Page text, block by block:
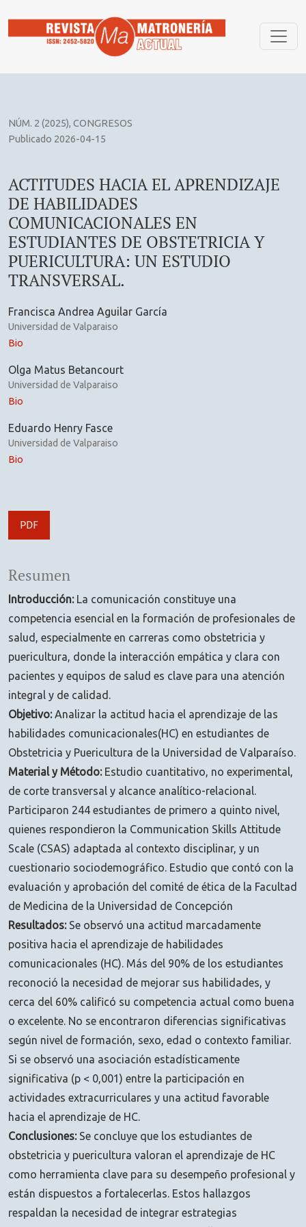
NÚM. 2 (2025), CONGRESOS
ACTITUDES HACIA EL APRENDIZAJE
DE HABILIDADES
COMUNICACIONALES EN
ESTUDIANTES DE OBSTETRICIA Y
PUERICULTURA: UN ESTUDIO
TRANSVERSAL.
Publicado 2026-04-15
Francisca Andrea Aguilar García
Universidad de Valparaiso
Bio
Olga Matus Betancourt
Universidad de Valparaiso
Bio
Eduardo Henry Fasce
Universidad de Valparaiso
Bio
PDF
Resumen
Introducción:La comunicación constituye una
competencia esencial en la formación de profesionales de
salud, especialmente en carreras como obstetricia y
puericultura, donde la interacción empática y clara con
pacientes y equipos de salud es clave para una atención
integral y de calidad.
Objetivo:Analizar la actitud hacia el aprendizaje de las
habilidades comunicacionales(HC) en estudiantes de
Obstetricia y Puericultura de la Universidad de Valparaíso.
Material y Método: Estudio cuantitativo, no experimental,
de corte transversal y alcance analítico-relacional.
Participaron 244 estudiantes de primero a quinto nivel,
quienes respondieron la Communication Skills Attitude
Scale (CSAS) adaptada al contexto disciplinar, y un
cuestionario sociodemográfico. Estudio que contó con la
evaluación y aprobación del comité de ética de la Facultad
de Medicina de la Universidad de Concepción
Resultados:Se observó una actitud marcadamente
positiva hacia el aprendizaje de habilidades
comunicacionales (HC). Más del 90% de los estudiantes
reconoció la necesidad de mejorar sus habilidades, y
cerca del 60% calificó su competencia actual como buena
o excelente. No se encontraron diferencias significativas
según nivel de formación, sexo, edad o contexto familiar.
Si se observó una asociación estadísticamente
significativa (p < 0,001) entre la participación en
actividades extracurriculares y una actitud favorable
hacia el aprendizaje de HC.
Conclusiones:Se concluye que los estudiantes de
obstetricia y puericultura valoran el aprendizaje de HC
como herramienta clave para su desempeño profesional y
están dispuestos a fortalecerlas. Estos hallazgos
respaldan la necesidad de integrar estrategias